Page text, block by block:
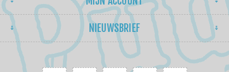
NIEUWSBRIEF